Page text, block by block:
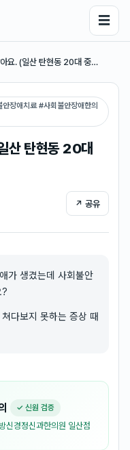
☰
요. (일산 탄현동 20대 중…
안장애치료 #사회불안장애한의
산 탄현동 20대
↗ 공유
가 생겼는데 사회불안
?
다보지 못하는 증상 때
✓ 신원 검증
신경정신과한의원 일산점